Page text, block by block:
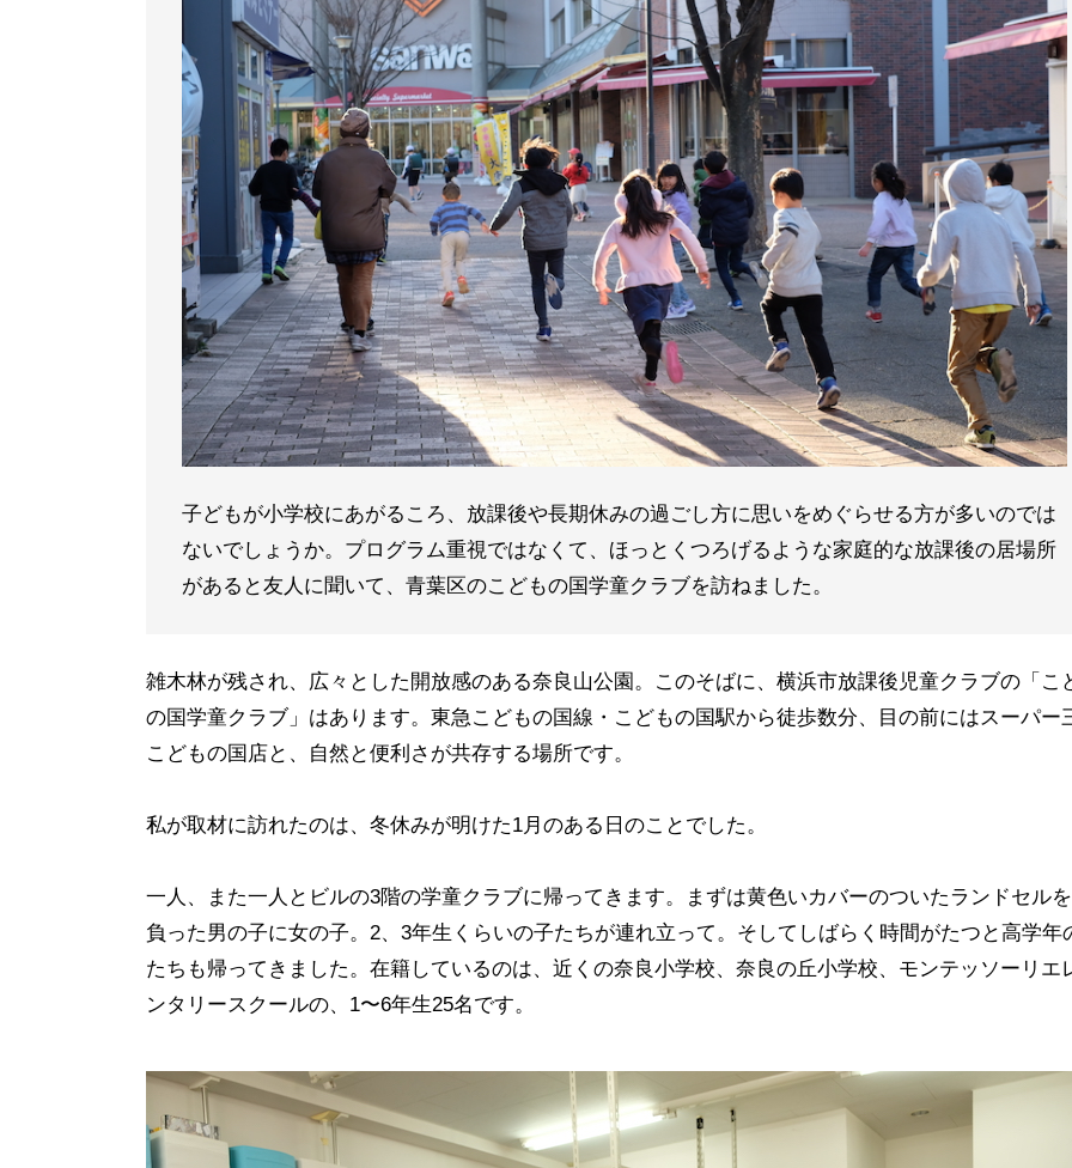
子どもが小学校にあがるころ、放課後や長期休みの過ごし方に思いをめぐらせる方が多いのでは
ないでしょうか。プログラム重視ではなくて、ほっとくつろげるような家庭的な放課後の居場所
があると友人に聞いて、青葉区のこどもの国学童クラブを訪ねました。
雑木林が残され、広々とした開放感のある奈良山公園。このそばに、横浜市放課後児童クラブの「こ
の国学童クラブ」はあります。東急こどもの国線・こどもの国駅から徒歩数分、目の前にはスーパー
こどもの国店と、自然と便利さが共存する場所です。
私が取材に訪れたのは、冬休みが明けた1月のある日のことでした。
一人、また一人とビルの3階の学童クラブに帰ってきます。まずは黄色いカバーのついたランドセル
負った男の子に女の子。2、3年生くらいの子たちが連れ立って。そしてしばらく時間がたつと高学年
たちも帰ってきました。在籍しているのは、近くの奈良小学校、奈良の丘小学校、モンテッソーリエ
ンタリースクールの、1〜6年生25名です。